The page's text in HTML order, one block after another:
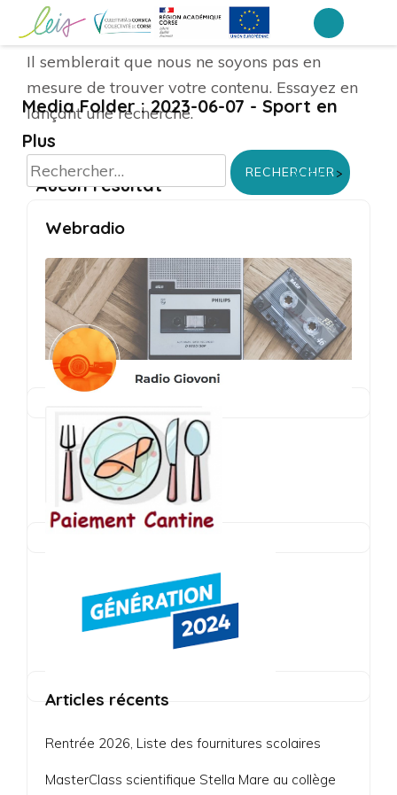
contenu
(Pressez
Entrée)
Collège Arthur Giovoni – Ajaccio
Media Folder :2023-06-07 - Sport en
Plus
Accueil >
Aucun résultat
Il semblerait que nous ne soyons pas en
mesure de trouver votre contenu. Essayez en
lançant une recherche.
Rechercher :
Webradio
Articles récents
Rentrée 2026, Liste des fournitures scolaires
MasterClass scientifique Stella Mare au collège